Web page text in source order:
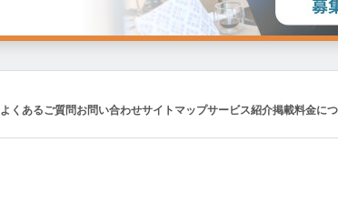
よくあるご質問お問い合わせサイトマップサービス紹介掲載料金に